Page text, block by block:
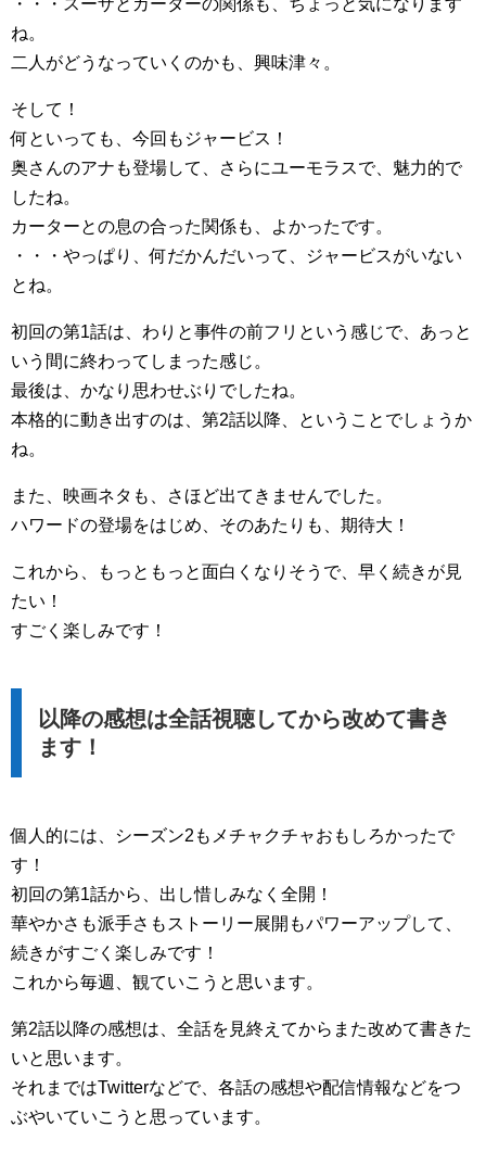
・・・スーザとカーターの関係も、ちょっと気になります
ね。
二人がどうなっていくのかも、興味津々。
そして！
何といっても、今回もジャービス！
奥さんのアナも登場して、さらにユーモラスで、魅力的で
したね。
カーターとの息の合った関係も、よかったです。
・・・やっぱり、何だかんだいって、ジャービスがいない
とね。
初回の第1話は、わりと事件の前フリという感じで、あっと
いう間に終わってしまった感じ。
最後は、かなり思わせぶりでしたね。
本格的に動き出すのは、第2話以降、ということでしょうか
ね。
また、映画ネタも、さほど出てきませんでした。
ハワードの登場をはじめ、そのあたりも、期待大！
これから、もっともっと面白くなりそうで、早く続きが見
たい！
すごく楽しみです！
以降の感想は全話視聴してから改めて書き
ます！
個人的には、シーズン2もメチャクチャおもしろかったで
す！
初回の第1話から、出し惜しみなく全開！
華やかさも派手さもストーリー展開もパワーアップして、
続きがすごく楽しみです！
これから毎週、観ていこうと思います。
第2話以降の感想は、全話を見終えてからまた改めて書きた
いと思います。
それまではTwitterなどで、各話の感想や配信情報などをつ
ぶやいていこうと思っています。